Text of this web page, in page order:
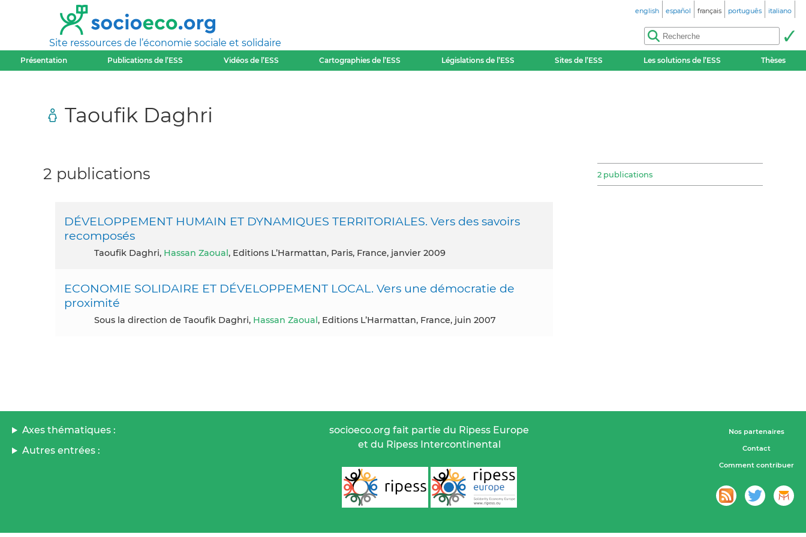
Site ressources de l’économie sociale et solidaire
english español français português italiano
Présentation Publications de l’ESS Vidéos de l’ESS Cartographies de l’ESS Législations de l’ESS Sites de l’ESS Les solutions de l’ESS Thèses
Taoufik Daghri
2 publications
2 publications
DÉVELOPPEMENT HUMAIN ET DYNAMIQUES TERRITORIALES. Vers des savoirs
recomposés
Taoufik Daghri, Hassan Zaoual, Editions L’Harmattan, Paris, France, janvier 2009
ECONOMIE SOLIDAIRE ET DÉVELOPPEMENT LOCAL. Vers une démocratie de
proximité
Sous la direction de Taoufik Daghri, Hassan Zaoual, Editions L’Harmattan, France, juin 2007
Axes thématiques :
Autres entrées :
socioeco.org fait partie du Ripess Europe
et du Ripess Intercontinental
Nos partenaires
Contact
Comment contribuer